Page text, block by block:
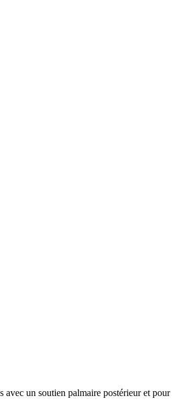
un soutien palmaire postérieur et pour